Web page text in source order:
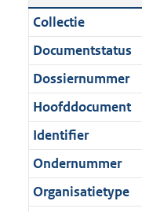
c
t
i
e
n
f
o
t
:
5
0
K
b
Collectie
Documentstatus
Dossiernummer
Hoofddocument
Identifier
Ondernummer
Organisatietype